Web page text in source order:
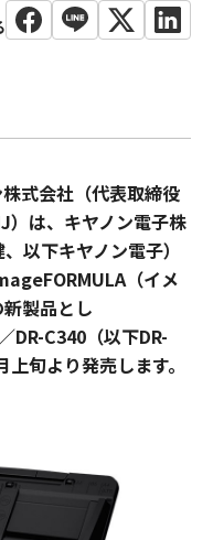
式会社（代表取締役
）は、キヤノン電子株
以下キヤノン電子）
（イメ
製品とし
DR-C340（以下DR-
旬より発売します。